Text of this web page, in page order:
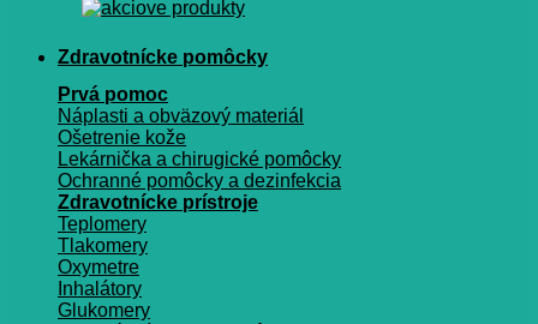
Zdravotnícke pomôcky
Prvá pomoc
Náplasti a obväzový materiál
Ošetrenie kože
Lekárnička a chirugické pomôcky
Ochranné pomôcky a dezinfekcia
Zdravotnícke prístroje
Teplomery
Tlakomery
Oxymetre
Inhalátory
Glukomery